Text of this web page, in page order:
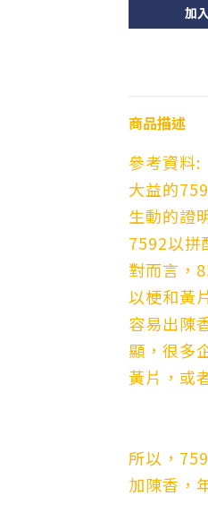
加
商品描述
參考資料:
大益的
生動的證
7592以拼
對而言，
以梗和黃
容易出陳
顯，很多
黃片，或
所以，
加陳香，